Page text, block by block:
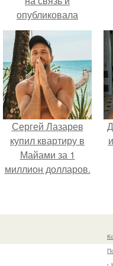
опубликовала
свежую серию
кадров из спальни.
Сергей Лазарев
купил квартиру в
Майами за 1
миллион долларов.
г.